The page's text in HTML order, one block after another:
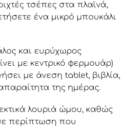
τσέπες στα πλαϊνά,
ένα μικρό μπουκάλι
και ευρύχωρος
με κεντρικό φερμουάρ)
με άνεση tablet, βιβλία,
της ημέρας.
λουριά ώμου, καθώς
περίπτωση που